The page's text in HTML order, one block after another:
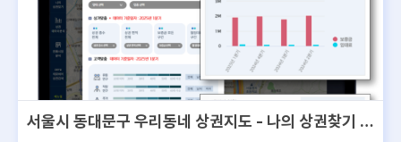
서울시 동대문구 우리동네 상권지도 - 나의 상권찾기 서